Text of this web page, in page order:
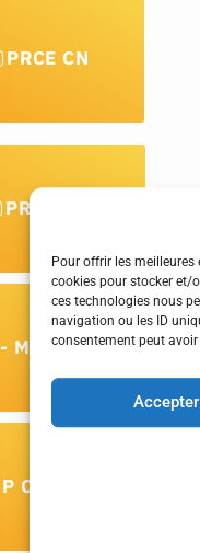
Pour offrir les meilleures
cookies pour stocker et/
ces technologies nous
navigation ou les ID
consentement peut
Accepter
PRCE CN
PRAG CN
- MCF C-N
P CH SUP